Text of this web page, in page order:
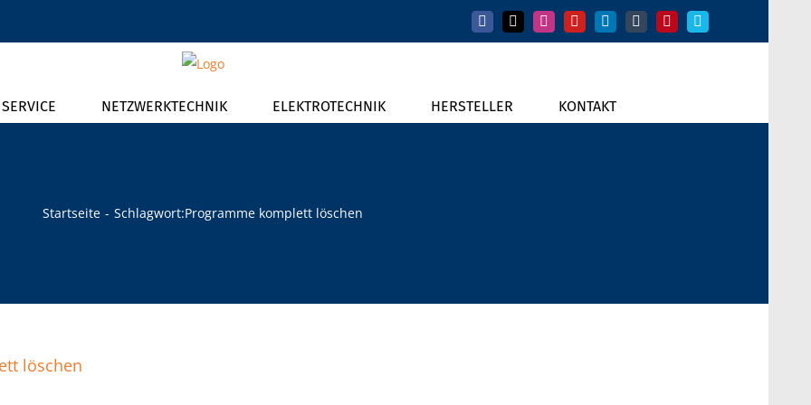
Facebook
X InstagramYouTubeLinkedIn
TumblrPinterestVimeo
NETZWERKTECHNIK ELEKTROTECHNIK HERSTELLER KONTAKT
Startseite Schlagwort:Programme komplett löschen
löschen